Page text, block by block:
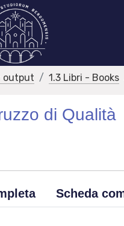
output 1.3 Libri - Books
di Qualità
Scheda